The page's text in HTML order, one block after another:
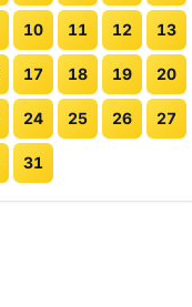
10 11 12 13
17 18 19 20
24 25 26 27
31